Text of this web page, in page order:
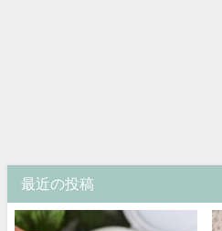
最近の投稿